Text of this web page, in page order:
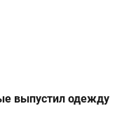
выпустил одежду